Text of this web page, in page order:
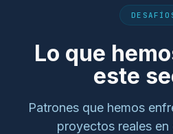
Lo que
este
Patrones que hemos
proyectos reales en